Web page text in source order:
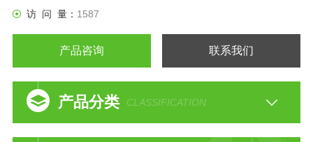
访 问 量： 1587
产品咨询 联系我们
产品分类 CLASSIFICATION